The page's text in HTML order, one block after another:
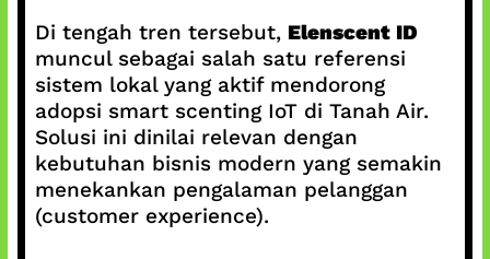
Di tengah tren tersebut, Elenscent ID
muncul sebagai salah satu referensi
sistem lokal yang aktif mendorong
adopsi smart scenting IoT di Tanah Air.
Solusi ini dinilai relevan dengan
kebutuhan bisnis modern yang semakin
menekankan pengalaman pelanggan
(customer experience).